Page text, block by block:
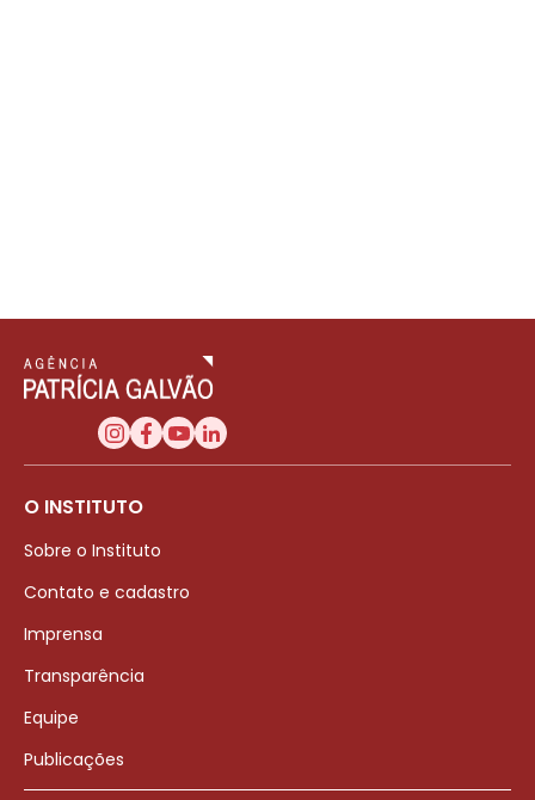
O INSTITUTO
Sobre o Instituto
Contato e cadastro
Imprensa
Transparência
Equipe
Publicações